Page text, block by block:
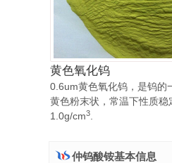
黄色氧化钨
0.6um黄色氧化钨，是钨的
黄色粉末状，常温下性质稳
1.0g/cm3
仲钨酸铵基本信息